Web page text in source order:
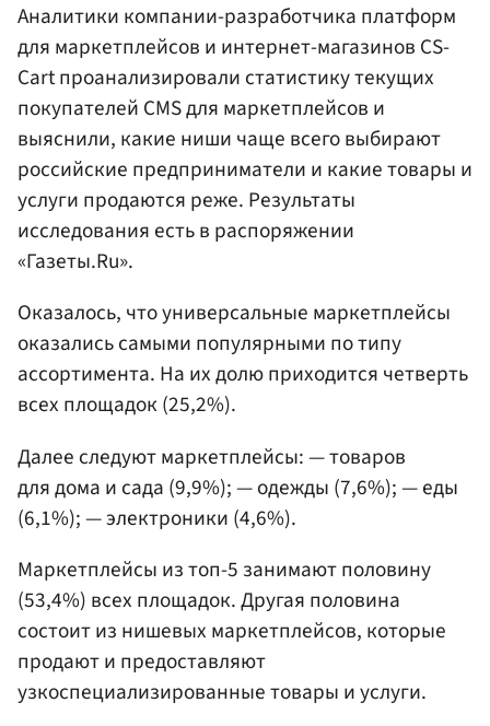
Аналитики компании-разработчика платформ
для маркетплейсов и интернет-магазинов CS-
Cart проанализировали статистику текущих
покупателей CMS для маркетплейсов и
выяснили, какие ниши чаще всего выбирают
российские предприниматели и какие товары и
услуги продаются реже. Результаты
исследования есть в распоряжении
«Газеты.Ru».
Оказалось, что универсальные маркетплейсы
оказались самыми популярными по типу
ассортимента. На их долю приходится четверть
всех площадок (25,2%).
Далее следуют маркетплейсы: — товаров
для дома и сада (9,9%); — одежды (7,6%); — еды
(6,1%); — электроники (4,6%).
Маркетплейсы из топ-5 занимают половину
(53,4%) всех площадок. Другая половина
состоит из нишевых маркетплейсов, которые
продают и предоставляют
узкоспециализированные товары и услуги.